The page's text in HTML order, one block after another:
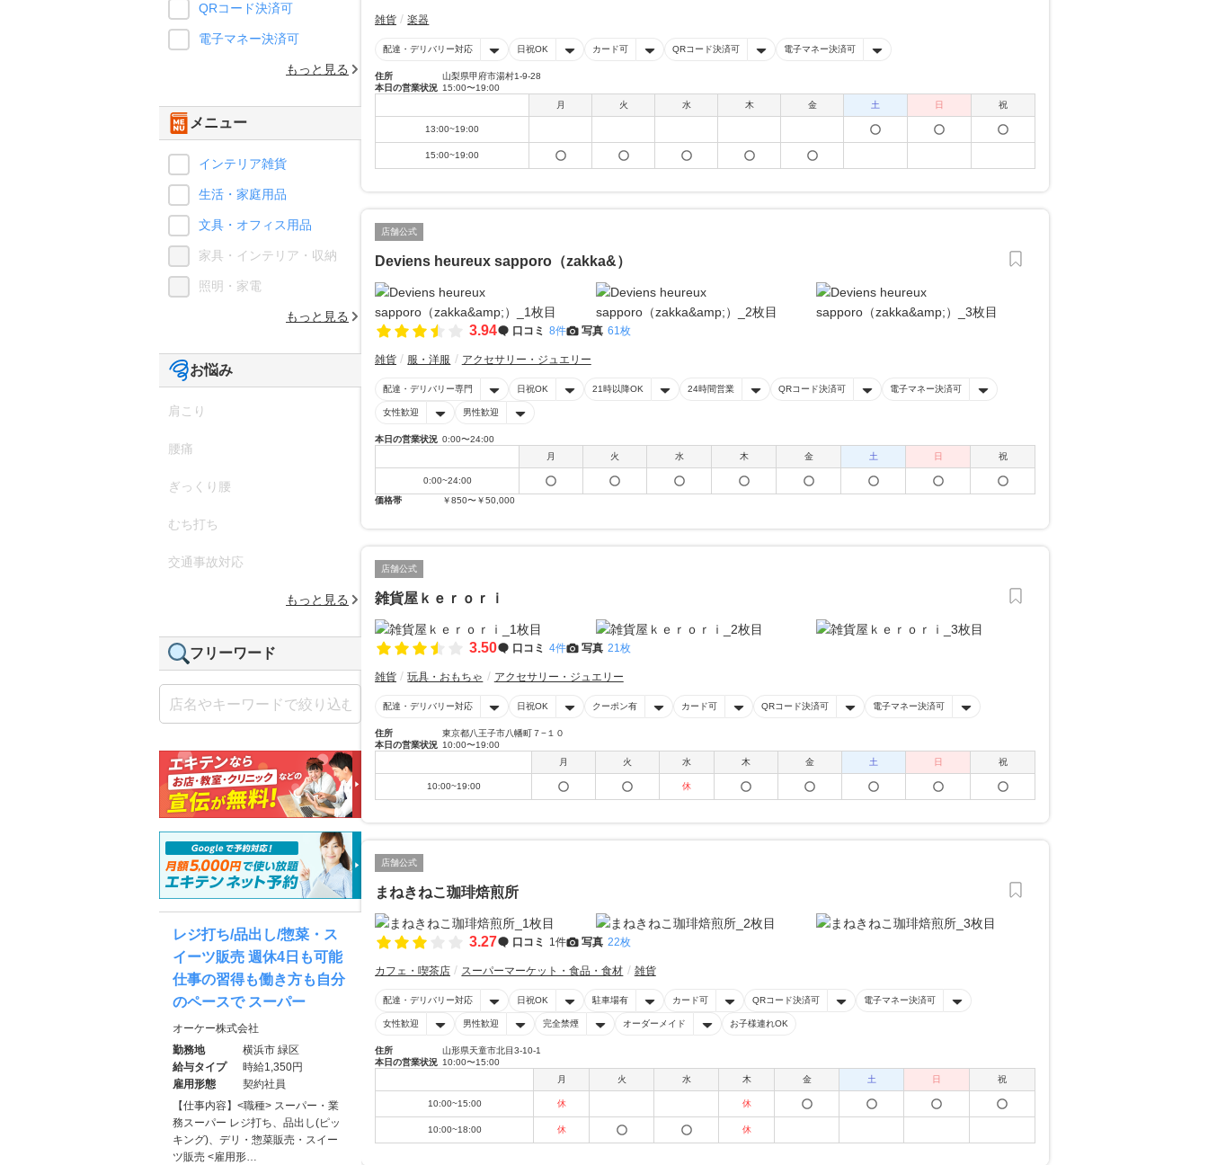
雑貨 楽器
配達・デリバリー対応 日祝OK カード可 QRコード決済可 電子マネー決済可
住所
山梨県甲府市湯村1-9-28
本日の営業状況 15:00〜19:00
月
火 水 木 金 土 日 祝
13:00~19:00
15:00~19:00
店舗公式
Deviens heureux sapporo（zakka&）
3.94 口コミ 8件 写真 61枚
雑貨 服・洋服 アクセサリー・ジュエリー
配達・デリバリー専門 日祝OK 21時以降OK 24時間営業 QRコード決済可 電子マネー決済可
女性歓迎 男性歓迎
本日の営業状況 0:00〜24:00
月
火 水 木 金 土 日 祝
0:00~24:00
価格帯
￥850〜￥50,000
店舗公式
雑貨屋ｋｅｒｏｒｉ
3.50 口コミ 4件 写真 21枚
雑貨 玩具・おもちゃ アクセサリー・ジュエリー
配達・デリバリー対応 日祝OK クーポン有 カード可 QRコード決済可 電子マネー決済可
住所
東京都八王子市八幡町７−１０
本日の営業状況 10:00〜19:00
月
火 水 木 金 土 日 祝
10:00~19:00 休
店舗公式
まねきねこ珈琲焙煎所
3.27 口コミ 1件 写真 22枚
カフェ・喫茶店 スーパーマーケット・食品・食材 雑貨
配達・デリバリー対応 日祝OK 駐車場有 カード可 QRコード決済可 電子マネー決済可
女性歓迎 男性歓迎 完全禁煙 オーダーメイド お子様連れOK
住所
山形県天童市北目3-10-1
本日の営業状況 10:00〜15:00
月
火 水 木 金 土 日 祝
10:00~15:00 休 休
10:00~18:00 休 休
QRコード決済可
電子マネー決済可
もっと見る
メニュー
インテリア雑貨
生活・家庭用品
文具・オフィス用品
家具・インテリア・収納
照明・家電
もっと見る
お悩み
肩こり
腰痛
ぎっくり腰
むち打ち
交通事故対応
もっと見る
フリーワード
レジ打ち/品出し/惣菜・ス
イーツ販売 週休4日も可能
仕事の習得も働き方も自分
のペースで スーパー
オーケー株式会社
勤務地
横浜市 緑区
給与タイプ
時給1,350円
雇用形態
契約社員
【仕事内容】<職種> スーパー・業
務スーパー レジ打ち、品出し(ピッ
キング)、デリ・惣菜販売・スイー
ツ販売 <雇用形…